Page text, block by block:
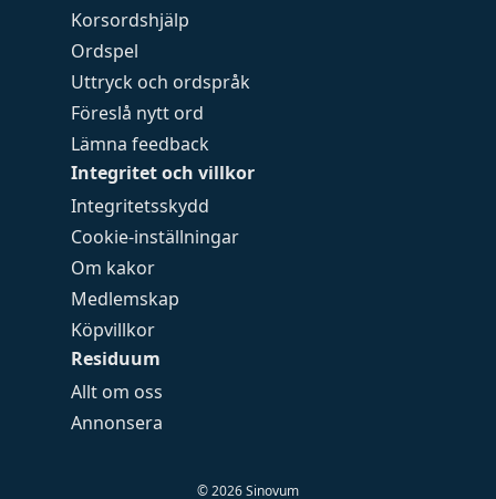
Korsordshjälp
Ordspel
Uttryck och ordspråk
Föreslå nytt ord
Lämna feedback
Integritet och villkor
Integritetsskydd
Cookie-inställningar
Om kakor
Medlemskap
Köpvillkor
Residuum
Allt om oss
Annonsera
©2026Sinovum